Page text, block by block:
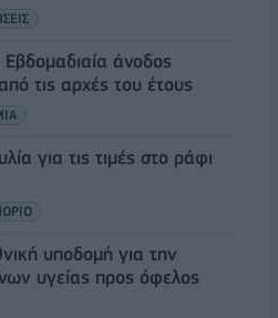
άνοδος
τις αρχές του έτους
για τις τιμές στο ράφι
υποδομή για την
υγείας προς όφελος